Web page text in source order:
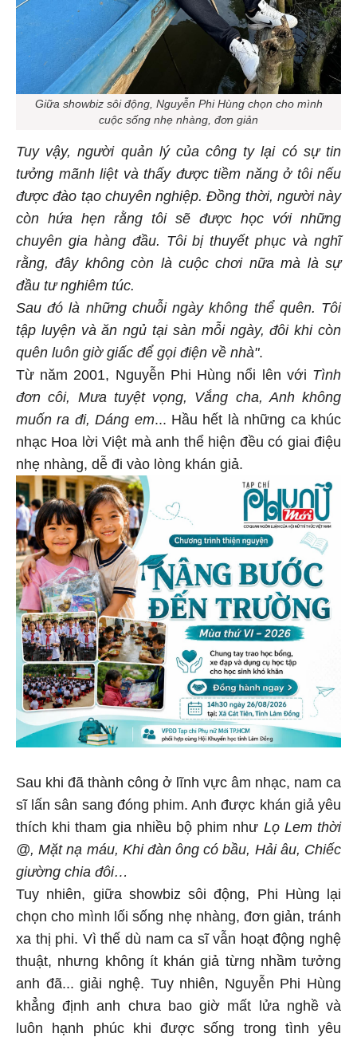
Giữa showbiz sôi động, Nguyễn Phi Hùng chọn cho mình
cuộc sống nhẹ nhàng, đơn giản
Tuy vậy, người quản lý của công ty lại có sự tin
tưởng mãnh liệt và thấy được tiềm năng ở tôi nếu
được đào tạo chuyên nghiệp. Đồng thời, người này
còn hứa hẹn rằng tôi sẽ được học với những
chuyên gia hàng đầu. Tôi bị thuyết phục và nghĩ
rằng, đây không còn là cuộc chơi nữa mà là sự
đầu tư nghiêm túc.
Sau đó là những chuỗi ngày không thể quên. Tôi
tập luyện và ăn ngủ tại sàn mỗi ngày, đôi khi còn
quên luôn giờ giấc để gọi điện về nhà".
Từ năm 2001, Nguyễn Phi Hùng nổi lên với Tình
đơn côi, Mưa tuyệt vọng, Vắng cha, Anh không
muốn ra đi, Dáng em... Hầu hết là những ca khúc
nhạc Hoa lời Việt mà anh thể hiện đều có giai điệu
nhẹ nhàng, dễ đi vào lòng khán giả.
Sau khi đã thành công ở lĩnh vực âm nhạc, nam ca
sĩ lấn sân sang đóng phim. Anh được khán giả yêu
thích khi tham gia nhiều bộ phim như Lọ Lem thời
@, Mặt nạ máu, Khi đàn ông có bầu, Hải âu, Chiếc
giường chia đôi…
Tuy nhiên, giữa showbiz sôi động, Phi Hùng lại
chọn cho mình lối sống nhẹ nhàng, đơn giản, tránh
xa thị phi. Vì thế dù nam ca sĩ vẫn hoạt động nghệ
thuật, nhưng không ít khán giả từng nhầm tưởng
anh đã... giải nghệ. Tuy nhiên, Nguyễn Phi Hùng
khẳng định anh chưa bao giờ mất lửa nghề và
luôn hạnh phúc khi được sống trong tình yêu